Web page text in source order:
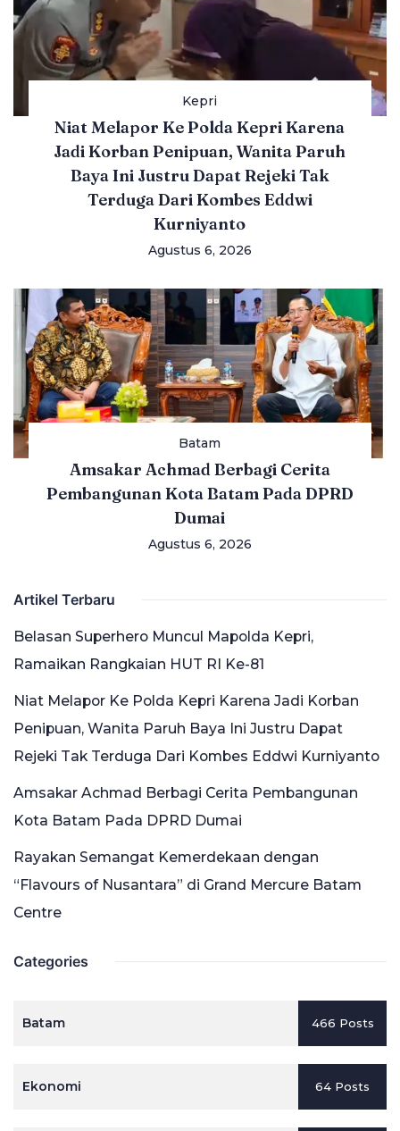
Kepri
Niat Melapor Ke Polda Kepri Karena
Jadi Korban Penipuan, Wanita Paruh
Baya Ini Justru Dapat Rejeki Tak
Terduga Dari Kombes Eddwi
Kurniyanto
Agustus 6, 2026
Batam
Amsakar Achmad Berbagi Cerita
Pembangunan Kota Batam Pada DPRD
Dumai
Agustus 6, 2026
Artikel Terbaru
Belasan Superhero Muncul Mapolda Kepri,
Ramaikan Rangkaian HUT RI Ke-81
Niat Melapor Ke Polda Kepri Karena Jadi Korban
Penipuan, Wanita Paruh Baya Ini Justru Dapat
Rejeki Tak Terduga Dari Kombes Eddwi Kurniyanto
Amsakar Achmad Berbagi Cerita Pembangunan
Kota Batam Pada DPRD Dumai
Rayakan Semangat Kemerdekaan dengan
“Flavours of Nusantara” di Grand Mercure Batam
Centre
Categories
Batam 466 Posts
Ekonomi 64 Posts